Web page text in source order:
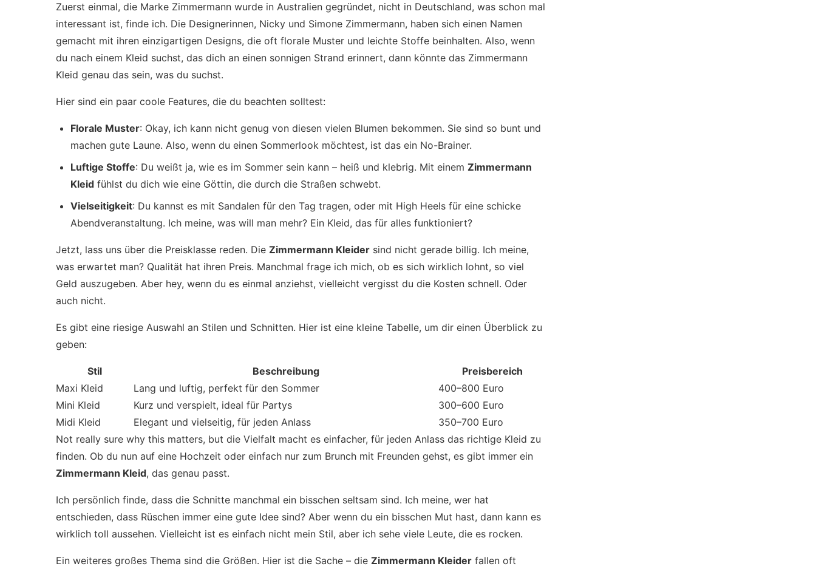
Zuerst einmal, die Marke Zimmermann wurde in Australien gegründet, nicht in Deutschland, was schon mal
interessant ist, finde ich. Die Designerinnen, Nicky und Simone Zimmermann, haben sich einen Namen
gemacht mit ihren einzigartigen Designs, die oft florale Muster und leichte Stoffe beinhalten. Also, wenn
du nach einem Kleid suchst, das dich an einen sonnigen Strand erinnert, dann könnte das Zimmermann
Kleid genau das sein, was du suchst.
Hier sind ein paar coole Features, die du beachten solltest:
Florale Muster: Okay, ich kann nicht genug von diesen vielen Blumen bekommen. Sie sind so bunt und
machen gute Laune. Also, wenn du einen Sommerlook möchtest, ist das ein No-Brainer.
Luftige Stoffe: Du weißt ja, wie es im Sommer sein kann – heiß und klebrig. Mit einem Zimmermann
Kleid fühlst du dich wie eine Göttin, die durch die Straßen schwebt.
Vielseitigkeit: Du kannst es mit Sandalen für den Tag tragen, oder mit High Heels für eine schicke
Abendveranstaltung. Ich meine, was will man mehr? Ein Kleid, das für alles funktioniert?
Jetzt, lass uns über die Preisklasse reden. Die Zimmermann Kleider sind nicht gerade billig. Ich meine,
was erwartet man? Qualität hat ihren Preis. Manchmal frage ich mich, ob es sich wirklich lohnt, so viel
Geld auszugeben. Aber hey, wenn du es einmal anziehst, vielleicht vergisst du die Kosten schnell. Oder
auch nicht.
Es gibt eine riesige Auswahl an Stilen und Schnitten. Hier ist eine kleine Tabelle, um dir einen Überblick zu
geben:
Stil Beschreibung
Preisbereich
Maxi Kleid
Lang und luftig, perfekt für den Sommer
400–800 Euro
Mini Kleid
Kurz und verspielt, ideal für Partys
300–600 Euro
Midi Kleid
Elegant und vielseitig, für jeden Anlass
350–700 Euro
Not really sure why this matters, but die Vielfalt macht es einfacher, für jeden Anlass das richtige Kleid zu
finden. Ob du nun auf eine Hochzeit oder einfach nur zum Brunch mit Freunden gehst, es gibt immer ein
Zimmermann Kleid, das genau passt.
Ich persönlich finde, dass die Schnitte manchmal ein bisschen seltsam sind. Ich meine, wer hat
entschieden, dass Rüschen immer eine gute Idee sind? Aber wenn du ein bisschen Mut hast, dann kann es
wirklich toll aussehen. Vielleicht ist es einfach nicht mein Stil, aber ich sehe viele Leute, die es rocken.
Ein weiteres großes Thema sind die Größen. Hier ist die Sache – die Zimmermann Kleider fallen oft